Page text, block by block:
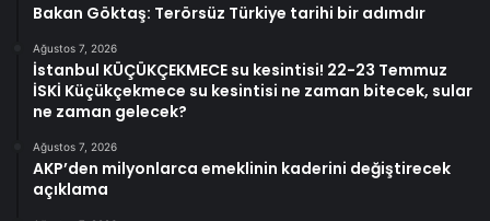
Bakan Göktaş: Terörsüz Türkiye tarihi bir adımdır
Ağustos 7, 2026
İstanbul KÜÇÜKÇEKMECE su kesintisi! 22-23 Temmuz
İSKİ Küçükçekmece su kesintisi ne zaman bitecek, sular
ne zaman gelecek?
Ağustos 7, 2026
AKP’den milyonlarca emeklinin kaderini değiştirecek
açıklama